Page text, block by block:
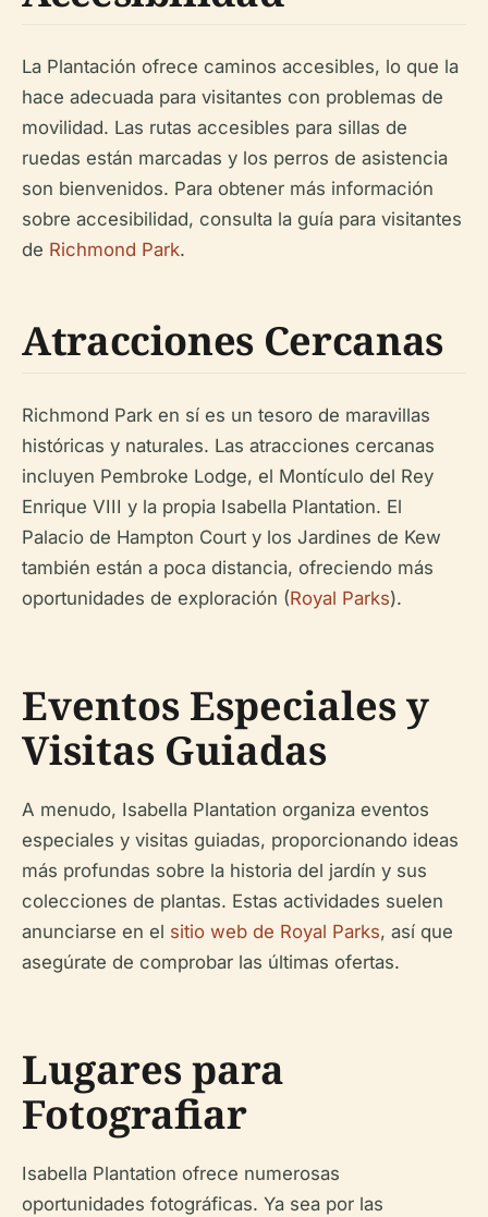
La Plantación ofrece caminos accesibles, lo que la
hace adecuada para visitantes con problemas de
movilidad. Las rutas accesibles para sillas de
ruedas están marcadas y los perros de asistencia
son bienvenidos. Para obtener más información
sobre accesibilidad, consulta la guía para visitantes
de Richmond Park.
Atracciones Cercanas
Richmond Park en sí es un tesoro de maravillas
históricas y naturales. Las atracciones cercanas
incluyen Pembroke Lodge, el Montículo del Rey
Enrique VIII y la propia Isabella Plantation. El
Palacio de Hampton Court y los Jardines de Kew
también están a poca distancia, ofreciendo más
oportunidades de exploración (Royal Parks).
Eventos Especiales y
Visitas Guiadas
A menudo, Isabella Plantation organiza eventos
especiales y visitas guiadas, proporcionando ideas
más profundas sobre la historia del jardín y sus
colecciones de plantas. Estas actividades suelen
anunciarse en el sitio web de Royal Parks, así que
asegúrate de comprobar las últimas ofertas.
Lugares para
Fotografiar
Isabella Plantation ofrece numerosas
oportunidades fotográficas. Ya sea por las